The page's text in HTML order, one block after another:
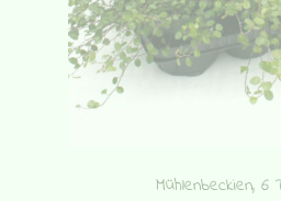
Mühlenbeckien, 6